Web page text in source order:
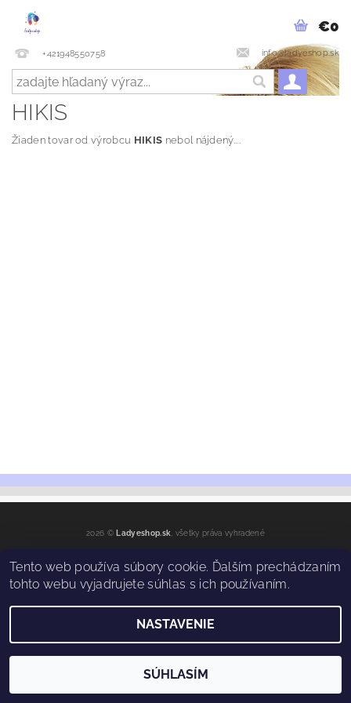
+421948550758 info@ladyeshop.sk
€0
HIKIS
Žiaden tovar od výrobcu HIKIS nebol nájdený....
2026 © Ladyeshop.sk , všetky práva vyhradené
Vytvoril Shoptet
Tento web používa súbory cookie. Ďalším prechádzaním
tohto webu vyjadrujete súhlas s ich používaním.
NASTAVENIE
SÚHLASÍM